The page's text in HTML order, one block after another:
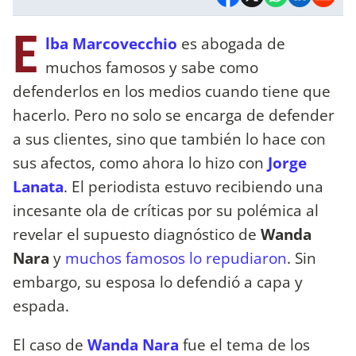
E lba Marcovecchio es abogada de
muchos famosos y sabe como
defenderlos en los medios cuando tiene que
hacerlo. Pero no solo se encarga de defender
a sus clientes, sino que también lo hace con
sus afectos, como ahora lo hizo con Jorge
Lanata. El periodista estuvo recibiendo una
incesante ola de críticas por su polémica al
revelar el supuesto diagnóstico de Wanda
Nara y muchos famosos lo repudiaron. Sin
embargo, su esposa lo defendió a capa y
espada.
El caso de Wanda Nara fue el tema de los